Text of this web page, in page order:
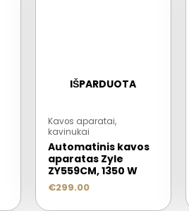
IŠPARDUOTA
Kavos aparatai,
kavinukai
Automatinis kavos
aparatas Zyle
ZY559CM, 1350 W
€299.00